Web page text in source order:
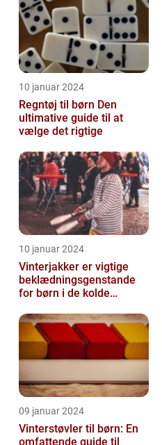
10 januar 2024
Regntøj til børn Den
ultimative guide til at
vælge det rigtige
10 januar 2024
Vinterjakker er vigtige
beklædningsgenstande
for børn i de kolde
09 januar 2024
Vinterstøvler til børn: En
omfattende guide til